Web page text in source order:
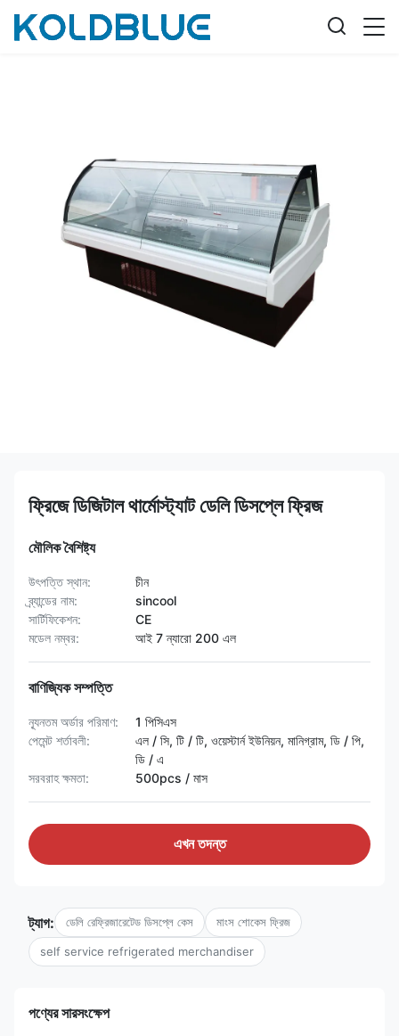
ফ্রিজে ডিজিটাল থার্মোস্ট্যাট ডেলি ডিসপ্লে ফ্রিজ
মৌলিক বৈশিষ্ট্য
উৎপত্তি স্থান:
চীন
ব্র্যান্ডের নাম:
sincool
সার্টিফিকেশন:
CE
মডেল নম্বর:
আই 7 ন্যারো 200 এল
বাণিজ্যিক সম্পত্তি
ন্যূনতম অর্ডার পরিমাণ:
1 পিসিএস
পেমেন্ট শর্তাবলী:
এল / সি, টি / টি, ওয়েস্টার্ন ইউনিয়ন, মানিগ্রাম, ডি / পি,
ডি / এ
সরবরাহ ক্ষমতা:
500pcs / মাস
এখন তদন্ত
ট্যাগ: ডেলি রেফ্রিজারেটেড ডিসপ্লে কেস মাংস শোকেস ফ্রিজ
self service refrigerated merchandiser
পণ্যের সারসংক্ষেপ